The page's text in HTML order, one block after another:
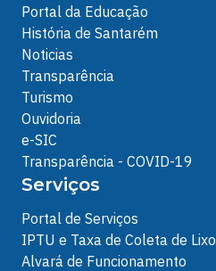
Portal da Educação
História de Santarém
Noticias
Transparência
Turismo
Ouvidoria
e-SIC
Transparência - COVID-19
Serviços
Portal de Serviços
IPTU e Taxa de Coleta de Lixo
Alvará de Funcionamento